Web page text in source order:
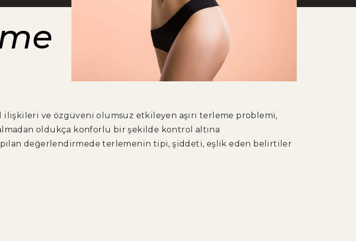
ilişkileri ve özgüveni olumsuz etkileyen aşırı terleme problemi,
oldukça konforlu bir şekilde kontrol altına
değerlendirmede terlemenin tipi, şiddeti, eşlik eden belirtiler